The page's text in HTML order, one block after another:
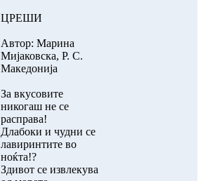
ЦРЕШИ
Автор: Марина
Миjаковска, Р. С.
Македонија
За вкусовите
никогаш не се
расправа!
Длабоки и чудни се
лавиринтите во
ноќта!?
Здивот се извлекува